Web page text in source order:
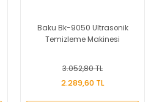
Baku Bk-9050 Ultrasonik
Temizleme Makinesi
3.052,80 TL
2.289,60 TL